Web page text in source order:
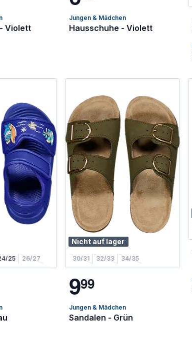
Violett
Jungen & Mädchen
Hausschuhe - Violett
25 26/27
Nicht auf lager
30/31 32/33 34/35
999
Jungen & Mädchen
Sandalen - Grün